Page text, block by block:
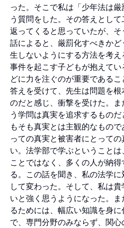
った。そこで私は「少年法は
う質問をした。その答えとし
返ってくると思っていたが、
話によると、厳罰化すべきか
生しないようにする方法を考
事件を起こす子どもが抱えて
どに力を注ぐのが重要である
答えを受けて、先生は問題を
のだと感じ、衝撃を受けた。
う学問は真実を追求するもの
もそも真実とは主観的なもの
っての真実と被害者にとって
い。法学部で学ぶということ
ことではなく、多くの人が納
る。この話を聞き、私の法学
して変わった。そして、私は
いと強く思うようになった。
るためには、幅広い知識を身
で、専門分野のみならず、関